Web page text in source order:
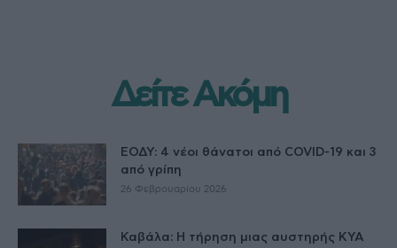
Δείτε Ακόμη
ΕΟΔΥ: 4 νέοι θάνατοι από COVID-19 και 3
από γρίπη
26 Φεβρουαρίου 2026
Καβάλα: Η τήρηση μιας αυστηρής ΚΥΑ